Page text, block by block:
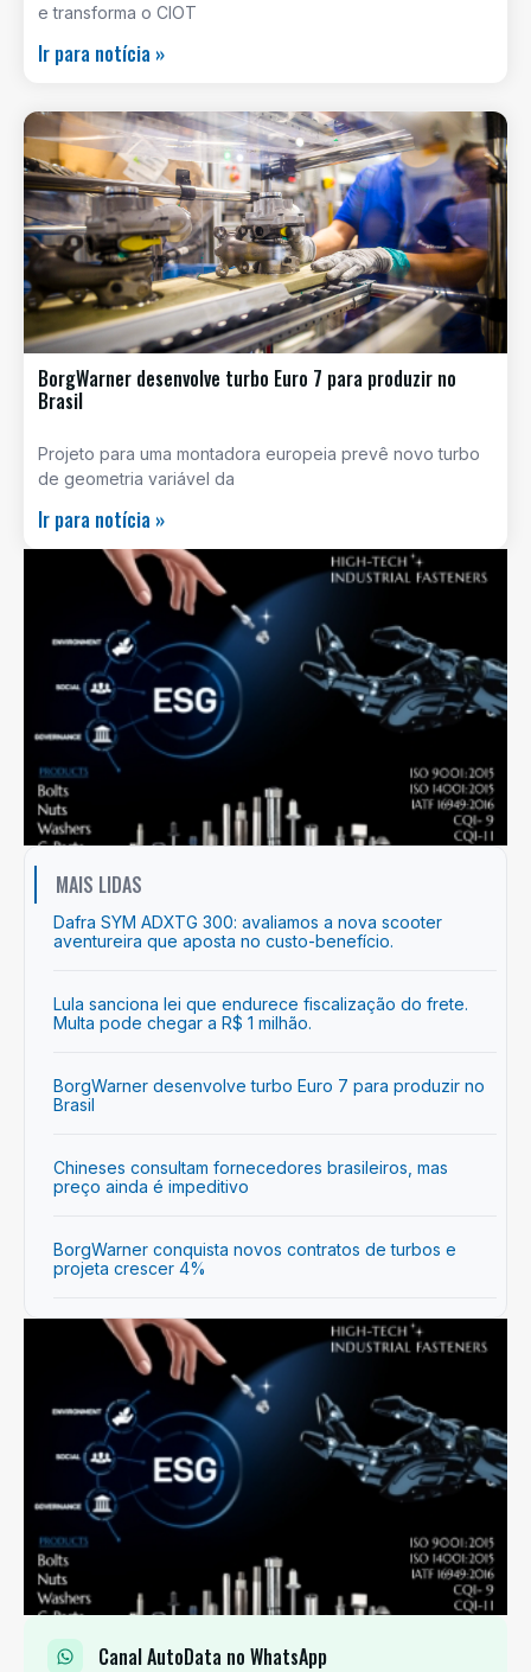
e transforma o CIOT
Ir para notícia »
BorgWarner desenvolve turbo Euro 7 para produzir no
Brasil
Projeto para uma montadora europeia prevê novo turbo
de geometria variável da
Ir para notícia »
MAIS LIDAS
Dafra SYM ADXTG 300: avaliamos a nova scooter
aventureira que aposta no custo-benefício.
Lula sanciona lei que endurece fiscalização do frete.
Multa pode chegar a R$ 1 milhão.
BorgWarner desenvolve turbo Euro 7 para produzir no
Brasil
Chineses consultam fornecedores brasileiros, mas
preço ainda é impeditivo
BorgWarner conquista novos contratos de turbos e
projeta crescer 4%
Canal AutoData no WhatsApp